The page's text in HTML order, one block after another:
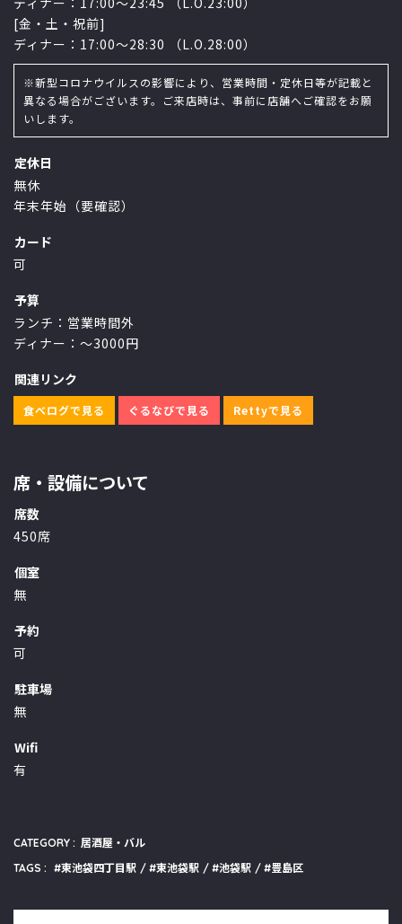
[金・土・祝前]
ディナー：17:00〜28:30 （L.O.28:00）
※新型コロナウイルスの影響により、営業時間・定休日等が記載と
異なる場合がございます。ご来店時は、事前に店舗へご確認をお願
いします。
定休日
無休
年末年始（要確認）
カード
可
予算
ランチ：営業時間外
ディナー：～3000円
関連リンク
食べログで見る ぐるなびで見る Rettyで見る
席・設備について
席数
450席
個室
無
予約
可
駐車場
無
Wifi
有
CATEGORY : 居酒屋・バル
TAGS :
東池袋四丁目駅 東池袋駅 池袋駅 豊島区